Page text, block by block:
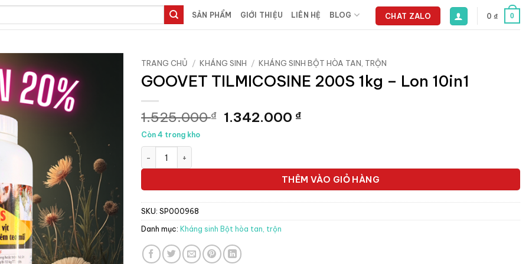
SẢN PHẨM GIỚI THIỆU LIÊN HỆ BLOG CHAT ZALO 0 ₫ 0
TRANG CHỦ / KHÁNG SINH / KHÁNG SINH BỘT HÒA TAN, TRỘN
GOOVET TILMICOSINE 200S 1kg – Lon 10in1
1.525.000₫ Giá
1.342.000 ₫Giá
1.342.000 ₫.
Còn 4 trong kho
THÊM VÀO GIỎ HÀNG
SKU: SP000968
Danh mục: Kháng sinh Bột hòa tan, trộn